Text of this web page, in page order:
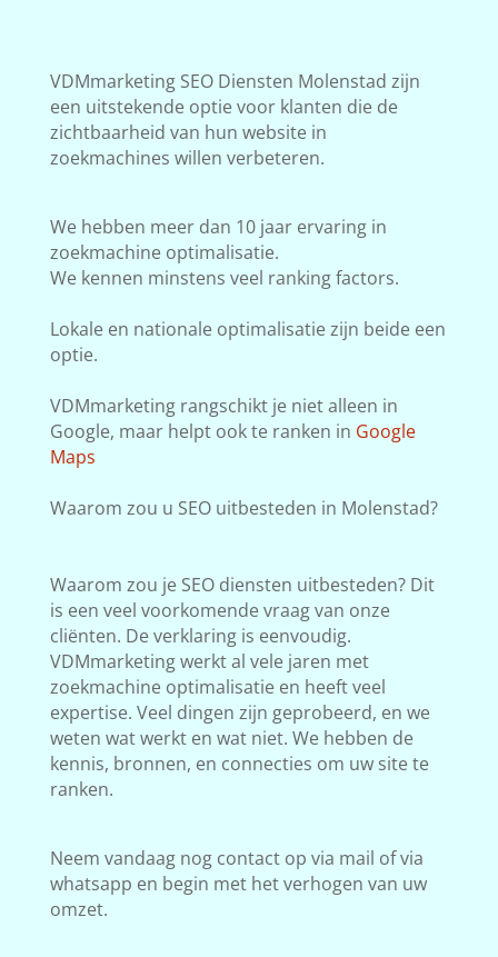
VDMmarketing SEO Diensten Molenstad zijn
een uitstekende optie voor klanten die de
zichtbaarheid van hun website in
zoekmachines willen verbeteren.
We hebben meer dan 10 jaar ervaring in
zoekmachine optimalisatie.
We kennen minstens veel ranking factors.
Lokale en nationale optimalisatie zijn beide een
optie.
VDMmarketing rangschikt je niet alleen in
Google, maar helpt ook te ranken in Google
Maps
Waarom zou u SEO uitbesteden in Molenstad?
Waarom zou je SEO diensten uitbesteden? Dit
is een veel voorkomende vraag van onze
cliënten. De verklaring is eenvoudig.
VDMmarketing werkt al vele jaren met
zoekmachine optimalisatie en heeft veel
expertise. Veel dingen zijn geprobeerd, en we
weten wat werkt en wat niet. We hebben de
kennis, bronnen, en connecties om uw site te
ranken.
Neem vandaag nog contact op via mail of via
whatsapp en begin met het verhogen van uw
omzet.